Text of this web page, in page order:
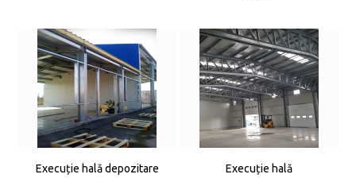
Execuție hală depozitare Execuție hală